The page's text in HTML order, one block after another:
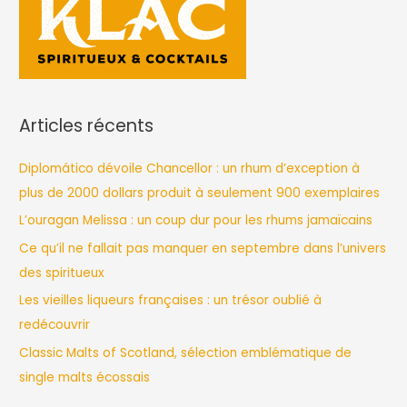
Articles récents
Diplomático dévoile Chancellor : un rhum d’exception à
plus de 2000 dollars produit à seulement 900 exemplaires
L’ouragan Melissa : un coup dur pour les rhums jamaïcains
Ce qu’il ne fallait pas manquer en septembre dans l’univers
des spiritueux
Les vieilles liqueurs françaises : un trésor oublié à
redécouvrir
Classic Malts of Scotland, sélection emblématique de
single malts écossais